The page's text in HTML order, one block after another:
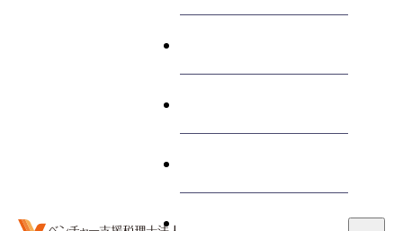
法人税の役員の範囲は登記